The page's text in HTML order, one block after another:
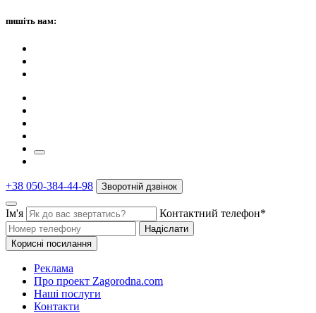
пишіть нам:
+38 050-384-44-98 Зворотній дзвінок
Ім'я Контактний телефон*
Надіслати
Корисні посилання
Реклама
Про проект Zagorodna.com
Наші послуги
Контакти